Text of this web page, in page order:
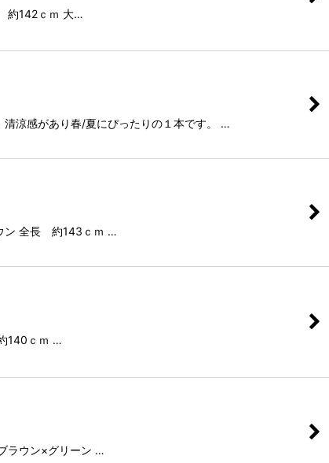
約142ｃｍ 大…
涼感があり春/夏にぴったりの１本です。 …
ン 全長 約143ｃｍ …
140ｃｍ …
ラウン×グリーン …